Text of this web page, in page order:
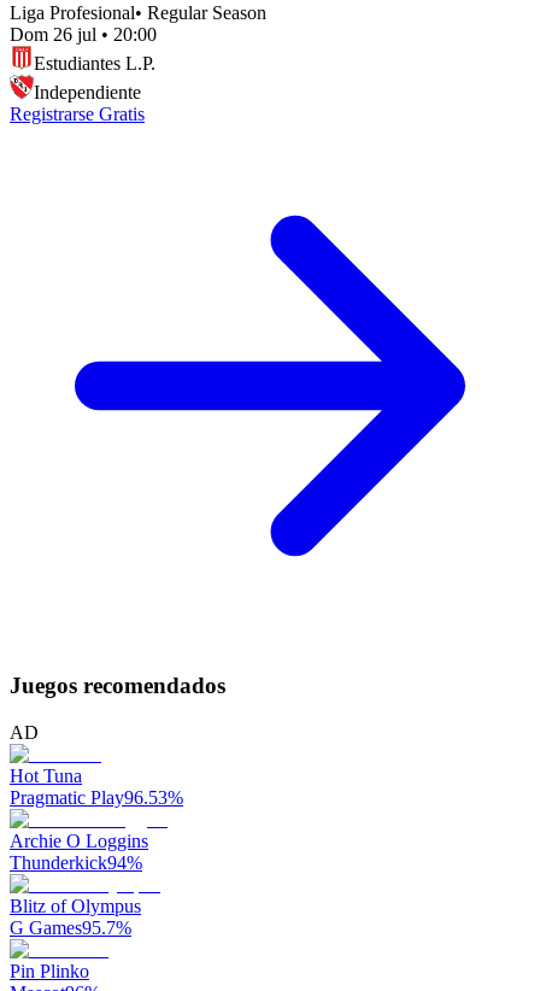
Liga Profesional• Regular Season
Dom 26 jul • 20:00
Estudiantes L.P.
Independiente
Registrarse Gratis
Juegos recomendados
AD
Hot Tuna
Pragmatic Play96.53%
Archie O Loggins
Thunderkick94%
Blitz of Olympus
G Games95.7%
Pin Plinko